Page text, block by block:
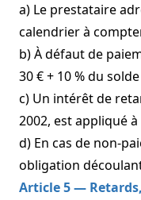
a) Le prestataire
calendrier à
b) À défaut de
30 € + 10 % du
c) Un intérêt de
2002, est appliqué
d) En cas de non-
obligation
Article 5 —